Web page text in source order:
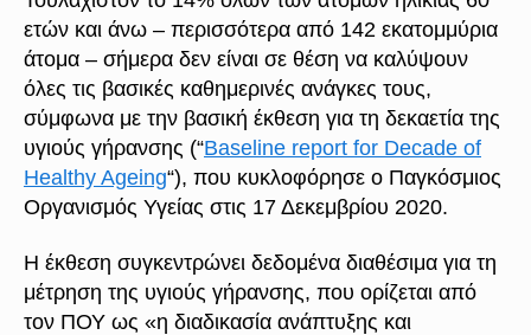
ετών και άνω – περισσότερα από 142 εκατομμύρια
άτομα – σήμερα δεν είναι σε θέση να καλύψουν
όλες τις βασικές καθημερινές ανάγκες τους,
σύμφωνα με την βασική έκθεση για τη δεκαετία της
υγιούς γήρανσης (“Baseline report for Decade of
Healthy Ageing“), που κυκλοφόρησε ο Παγκόσμιος
Οργανισμός Υγείας στις 17 Δεκεμβρίου 2020.
Η έκθεση συγκεντρώνει δεδομένα διαθέσιμα για τη
μέτρηση της υγιούς γήρανσης, που ορίζεται από
τον ΠΟΥ ως «η διαδικασία ανάπτυξης και